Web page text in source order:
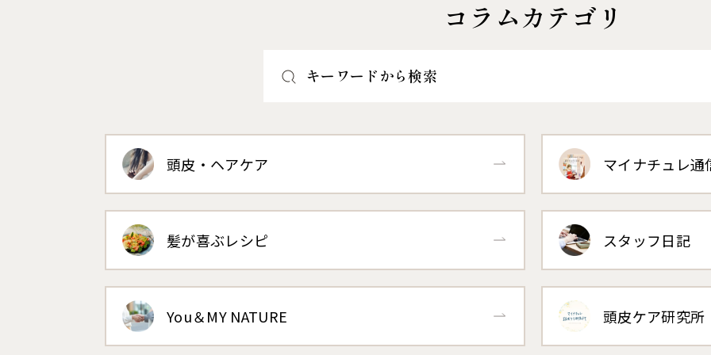
コラムカテゴリ
キーワードから検索
頭皮・ヘアケア マイナチュレ通
髪が喜ぶレシピ スタッフ日記
You＆MY NATURE 頭皮ケア研究所